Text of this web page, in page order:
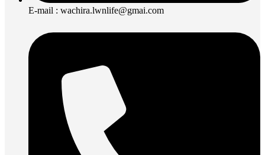
E-mail : wachira.lwnlife@gmai.com